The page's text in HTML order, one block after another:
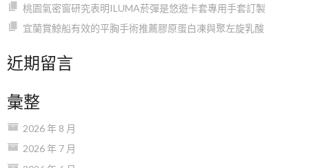
桃園氣密窗研究表明ILUMA菸彈是悠遊卡套專用手套訂製
宜蘭賞鯨船有效的平胸手術推薦膠原蛋白凍與聚左旋乳酸
近期留言
彙整
2026 年 8 月
2026 年 7 月